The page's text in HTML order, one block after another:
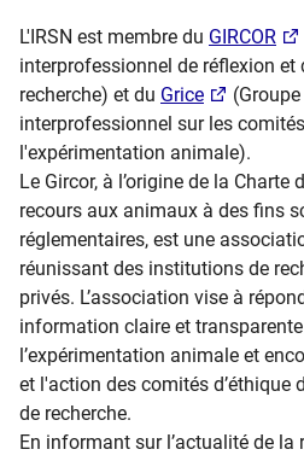
L'IRSN est membre du GIRCOR
interprofessionnel de réflexion
recherche) et du Grice
interprofessionnel sur les
l'expérimentation animale).
Le Gircor, à l’origine de la Charte
recours aux animaux à des fins
réglementaires, est une
réunissant des institutions de
privés. L’association vise à
information claire et
l’expérimentation animale et
et l'action des comités d’éthique
de recherche.
En informant sur l’actualité de la